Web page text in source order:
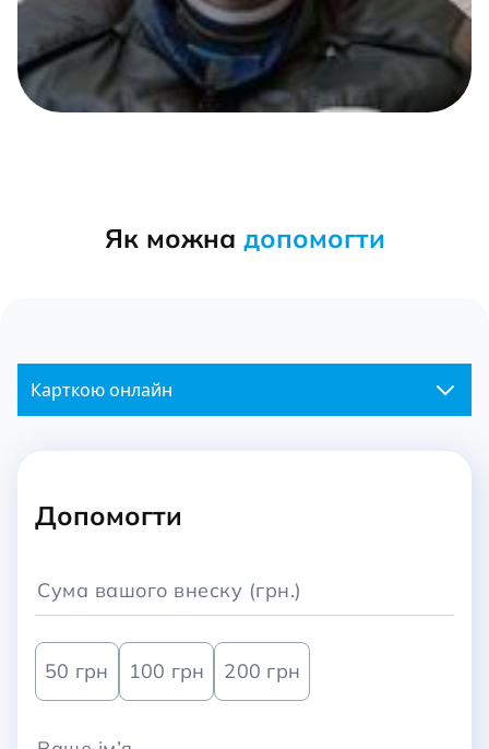
Як можна допомогти
Карткою онлайн
Допомогти
50 грн 100 грн 200 грн